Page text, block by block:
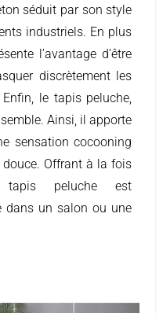
séduit par son style
industriels. En plus
l’avantage d’être
discrètement les
le tapis peluche,
Ainsi, il apporte
sensation cocooning
Offrant à la fois
peluche est
dans un salon ou une